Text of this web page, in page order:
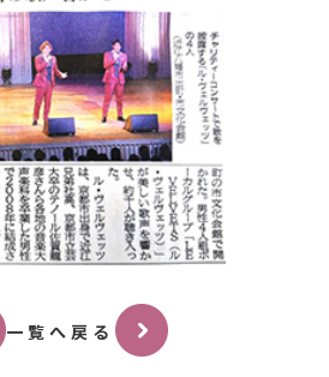
一覧へ戻る